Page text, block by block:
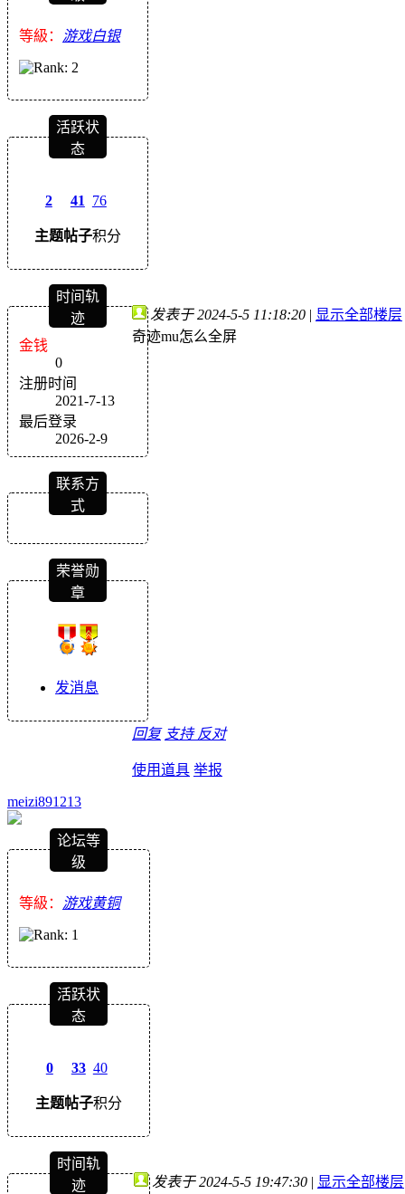
等級： 游戏白银
活跃状
态
2
主题
41
帖子
76
积分
时间轨
迹
金钱
0
注册时间
2021-7-13
最后登录
2026-2-9
联系方
式
荣誉勋
章
发消息
发表于 2024-5-5 11:18:20 | 显示全部楼层
奇迹mu怎么全屏
回复 支持 反对
使用道具 举报
meizi891213
论坛等
级
等級： 游戏黄铜
活跃状
态
0
主题
33
帖子
40
积分
时间轨
迹
发表于 2024-5-5 19:47:30 | 显示全部楼层